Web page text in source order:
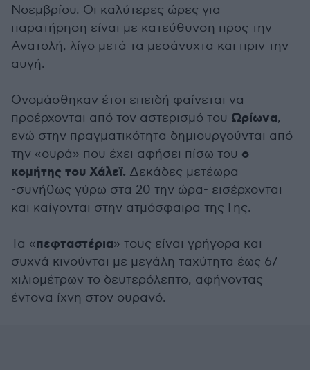
Νοεμβρίου. Οι καλύτερες ώρες για
παρατήρηση είναι με κατεύθυνση προς την
Ανατολή, λίγο μετά τα μεσάνυχτα και πριν την
αυγή.
Ονομάσθηκαν έτσι επειδή φαίνεται να
προέρχονται από τον αστερισμό του Ωρίωνα,
ενώ στην πραγματικότητα δημιουργούνται από
την «ουρά» που έχει αφήσει πίσω του ο
κομήτης του Χάλεϊ. Δεκάδες μετέωρα
-συνήθως γύρω στα 20 την ώρα- εισέρχονται
και καίγονται στην ατμόσφαιρα της Γης.
Τα «πεφταστέρια» τους είναι γρήγορα και
συχνά κινούνται με μεγάλη ταχύτητα έως 67
χιλιομέτρων το δευτερόλεπτο, αφήνοντας
έντονα ίχνη στον ουρανό.